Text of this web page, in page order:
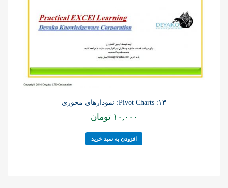
۱۳: Pivot Charts: نمودارهای محوری
۱۰,۰۰۰ تومان
افزودن به سبد خرید